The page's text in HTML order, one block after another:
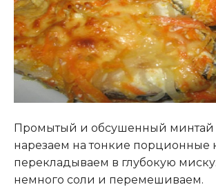
Промытый и обсушенный минтай
нарезаем на тонкие порционные
перекладываем в глубокую
немного соли и перемешиваем.